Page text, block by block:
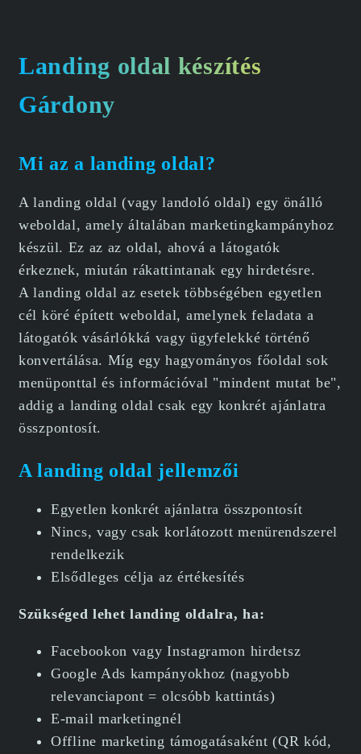
Landing oldal készítés
Gárdony
Mi az a landing oldal?
A landing oldal (vagy landoló oldal) egy önálló
weboldal, amely általában marketingkampányhoz
készül. Ez az az oldal, ahová a látogatók
érkeznek, miután rákattintanak egy hirdetésre.
A landing oldal az esetek többségében egyetlen
cél köré épített weboldal, amelynek feladata a
látogatók vásárlókká vagy ügyfelekké történő
konvertálása. Míg egy hagyományos főoldal sok
menüponttal és információval "mindent mutat be",
addig a landing oldal csak egy konkrét ajánlatra
összpontosít.
A landing oldal jellemzői
Egyetlen konkrét ajánlatra összpontosít
Nincs, vagy csak korlátozott menürendszerel
rendelkezik
Elsődleges célja az értékesítés
Szükséged lehet landing oldalra, ha:
Facebookon vagy Instagramon hirdetsz
Google Ads kampányokhoz (nagyobb
relevanciapont = olcsóbb kattintás)
E-mail marketingnél
Offline marketing támogatásaként (QR kód,